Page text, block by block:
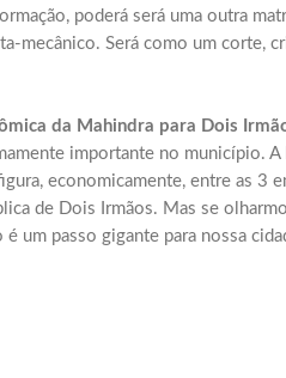
poderá será uma outra
mecânico. Será como um corte,
da Mahindra para Dois
importante no município.
economicamente, entre as 3
de Dois Irmãos. Mas se
um passo gigante para nossa